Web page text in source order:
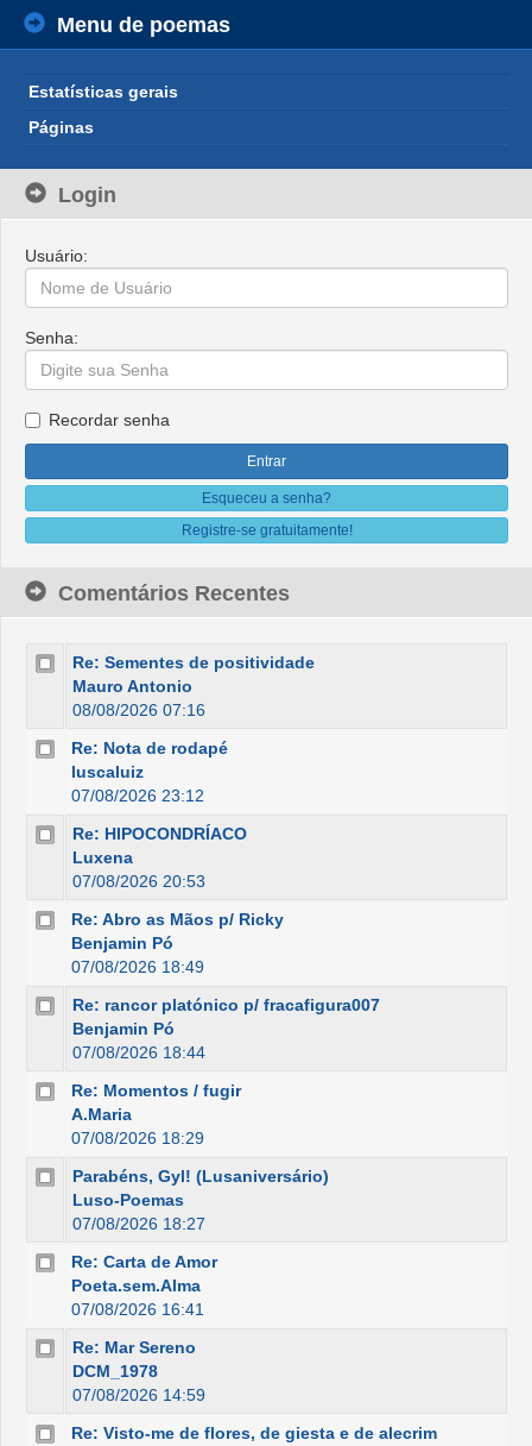
Menu de poemas
Estatísticas gerais
Páginas
Login
Usuário:
Senha:
Recordar senha
Esqueceu a senha?
Registre-se gratuitamente!
Comentários Recentes
Re: Sementes de positividade
Mauro Antonio
08/08/2026 07:16
Re: Nota de rodapé
luscaluiz
07/08/2026 23:12
Re: HIPOCONDRÍACO
Luxena
07/08/2026 20:53
Re: Abro as Mãos p/ Ricky
Benjamin Pó
07/08/2026 18:49
Re: rancor platónico p/ fracafigura007
Benjamin Pó
07/08/2026 18:44
Re: Momentos / fugir
A.Maria
07/08/2026 18:29
Parabéns, Gyl! (Lusaniversário)
Luso-Poemas
07/08/2026 18:27
Re: Carta de Amor
Poeta.sem.Alma
07/08/2026 16:41
Re: Mar Sereno
DCM_1978
07/08/2026 14:59
Re: Visto-me de flores, de giesta e de alecrim